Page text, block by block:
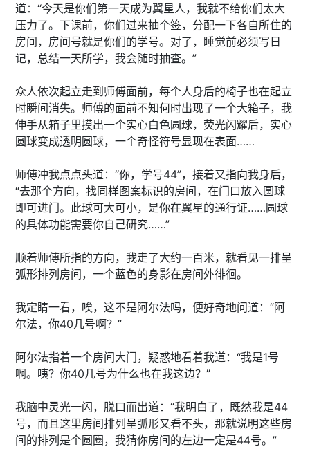
道：“今天是你们第一天成为翼星人，我就不给你们太大
压力了。下课前，你们过来抽个签，分配一下各自所住的
房间，房间号就是你们的学号。对了，睡觉前必须写日
记，总结一天所学，我会随时抽查。”
众人依次起立走到师傅面前，每个人身后的椅子也在起立
时瞬间消失。师傅的面前不知何时出现了一个大箱子，我
伸手从箱子里摸出一个实心白色圆球，荧光闪耀后，实心
圆球变成透明圆球，一个奇怪符号显现在表面……
师傅冲我点点头道：“你，学号44”，接着又指向我身后，
“去那个方向，找同样图案标识的房间，在门口放入圆球
即可进门。此球可大可小，是你在翼星的通行证……圆球
的具体功能需要你自己研究……”
顺着师傅所指的方向，我走了大约一百米，就看见一排呈
弧形排列房间，一个蓝色的身影在房间外徘徊。
我定睛一看，唉，这不是阿尔法吗，便好奇地问道：“阿
尔法，你40几号啊？”
阿尔法指着一个房间大门，疑惑地看着我道：“我是1号
啊。咦？你40几号为什么也在我这边？”
我脑中灵光一闪，脱口而出道：“我明白了，既然我是44
号，而且这里房间排列呈弧形又看不头，那就说明这些房
间的排列是个圆圈，我猜你房间的左边一定是44号。”